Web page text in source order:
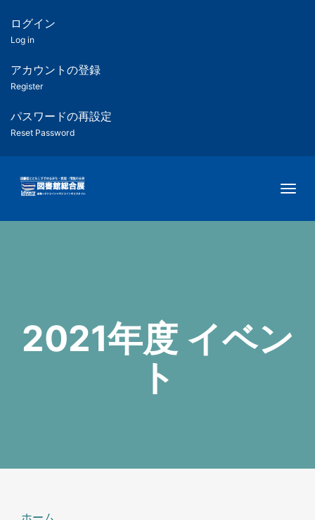
ツ
匿
名
ユ
ー
ー
用
メ
ログイン
Log in
アカウントの登録
Register
パスワードの再設定
Reset Password
2021年度 イベン
ト
ホーム